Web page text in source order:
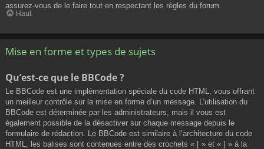
assurez-vous de le faire tout en respectant les règles du forum.
Haut
Mise en forme et types de sujets
Qu’est-ce que le BBCode ?
Le BBCode est une implémentation spéciale du code HTML, vous offrant
un meilleur contrôle sur la mise en forme d’un message. L’utilisation du
BBCode est déterminée par les administrateurs, mais il vous est
également possible de la désactiver sur chaque message depuis le
formulaire de rédaction. Le BBCode est similaire à l’architecture du code
HTML, les balises sont contenues entre des crochets « [ » et « ] » à la